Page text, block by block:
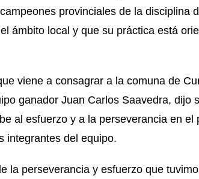
provinciales de la disciplina
ámbito local y que su práctica está
viene a consagrar a la comuna de
ganador Juan Carlos Saavedra, dijo
al esfuerzo y a la perseverancia en
integrantes del equipo.
la perseverancia y esfuerzo que